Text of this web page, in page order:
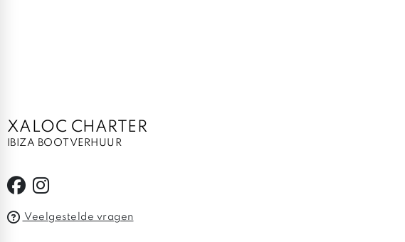
XALOC CHARTER
IBIZA BOOTVERHUUR
Veelgestelde vragen